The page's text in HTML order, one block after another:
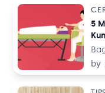
Hubungi Kami
Blog
Harga
Hubungi Kami
5
by